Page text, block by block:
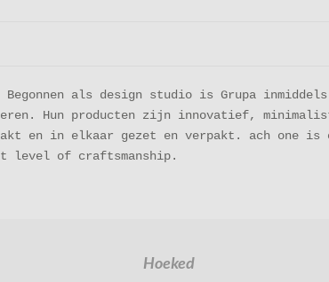
als design studio is Grupa
Hun producten zijn innovatief,
en in elkaar gezet en verpakt. ach one
level of craftsmanship.
Hoeked